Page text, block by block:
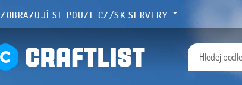
ZOBRAZUJÍ SE POUZE CZ/SK SERVERY
CRAFTLIST